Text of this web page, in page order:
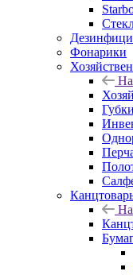
Фонарики